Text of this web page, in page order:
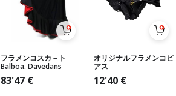
フラメンコスカ－ト
Balboa. Davedans
83'47 €
オリジナルフラメンコピ
アス
12'40 €